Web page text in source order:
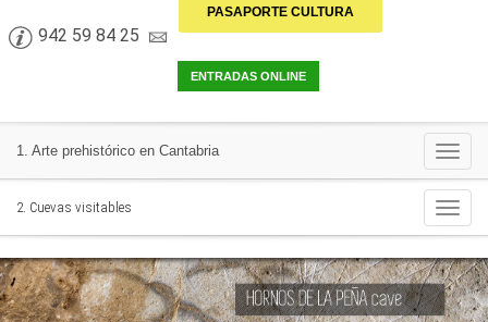
942 59 84 25
PASAPORTE CULTURA
1. Arte prehistórico en Cantabria
2. Cuevas visitables